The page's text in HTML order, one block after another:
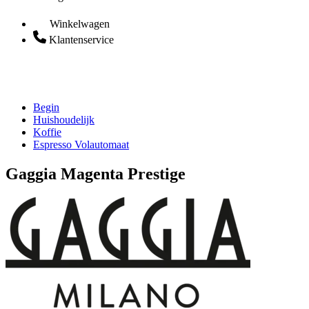
Winkelwagen
Klantenservice
Begin
Huishoudelijk
Koffie
Espresso Volautomaat
Gaggia Magenta Prestige